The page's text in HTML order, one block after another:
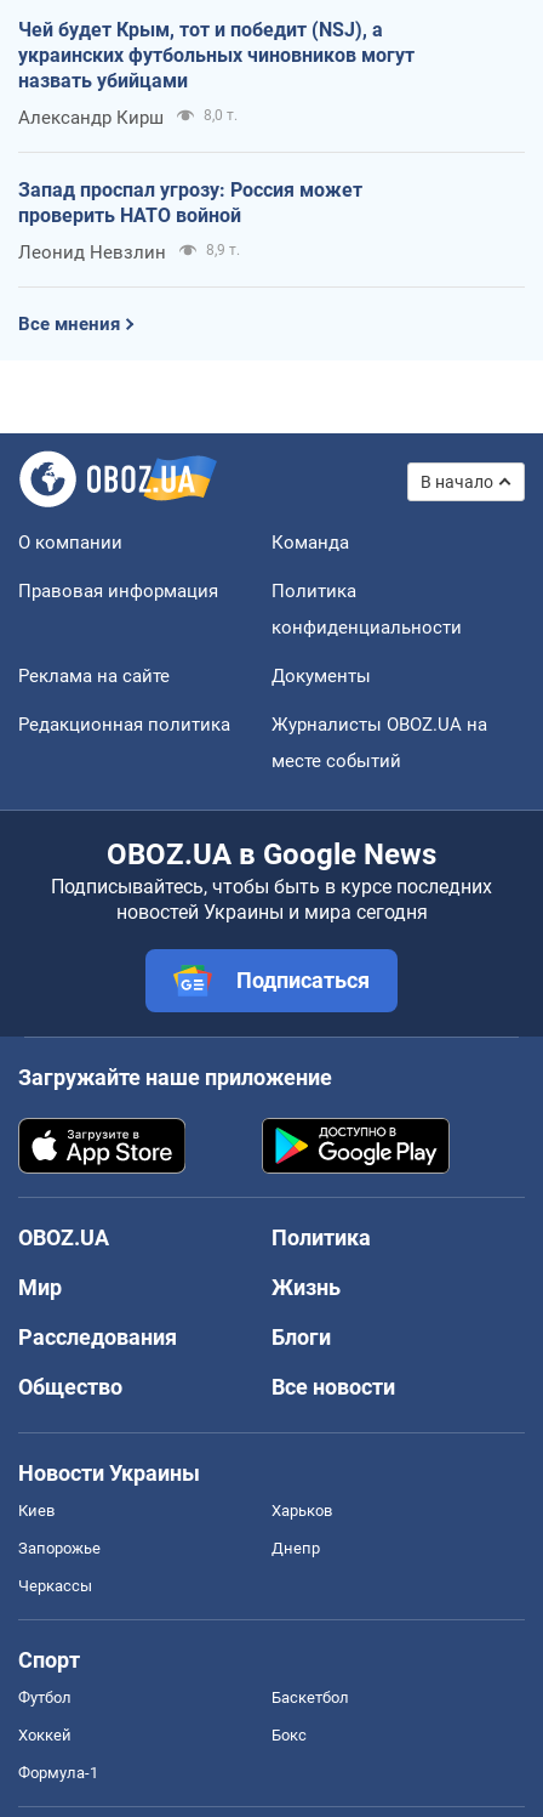
Чей будет Крым, тот и победит (NSJ), а
украинских футбольных чиновников могут
назвать убийцами
Александр Кирш 8,0 т.
Запад проспал угрозу: Россия может
проверить НАТО войной
Леонид Невзлин 8,9 т.
Все мнения
В начало
О компании Команда
Правовая информация
Политика
конфиденциальности
Реклама на сайте Документы
Редакционная политика
Журналисты OBOZ.UA на
месте событий
OBOZ.UA в Google News
Подписывайтесь, чтобы быть в курсе последних
новостей Украины и мира сегодня
Подписаться
Загружайте наше приложение
OBOZ.UA
Политика
Мир
Жизнь
Расследования
Блоги
Общество
Все новости
Новости Украины
Киев Харьков
Запорожье Днепр
Черкассы
Спорт
Футбол Баскетбол
Хоккей Бокс
Формула-1